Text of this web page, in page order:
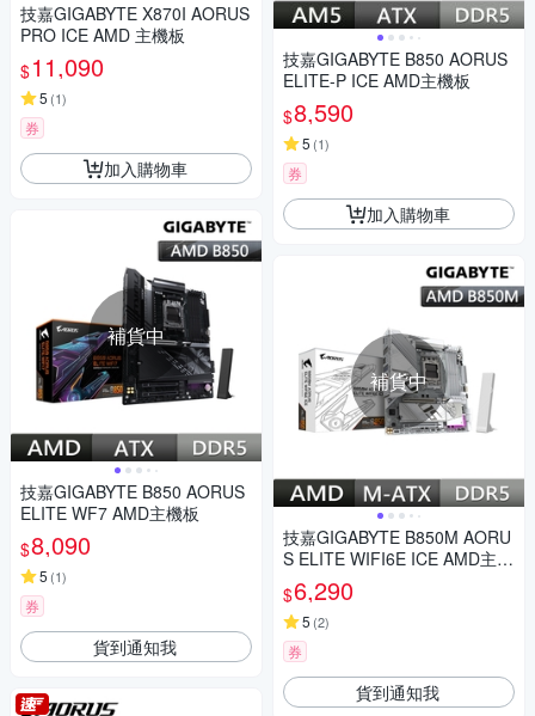
技嘉GIGABYTE X870I AORUS
PRO ICE AMD 主機板
$11,090
5 (1)
券
加入購物車
補貨中
技嘉GIGABYTE B850 AORUS
ELITE WF7 AMD主機板
$8,090
5 (1)
券
貨到通知我
技嘉GIGABYTE B850 AORUS
ELITE-P ICE AMD主機板
$8,590
5 (1)
券
加入購物車
補貨中
技嘉GIGABYTE B850M AORU
S ELITE WIFI6E ICE AMD主機
板
$6,290
5 (2)
券
貨到通知我